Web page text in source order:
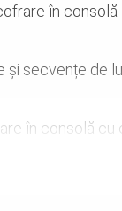
în consolă
și secvențe de
în consolă
susținerea